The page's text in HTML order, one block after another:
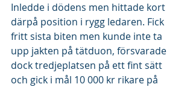
Inledde i dödens men hittade kort
därpå position i rygg ledaren. Fick
fritt sista biten men kunde inte ta
upp jakten på tätduon, försvarade
dock tredjeplatsen på ett fint sätt
och gick i mål 10 000 kr rikare på